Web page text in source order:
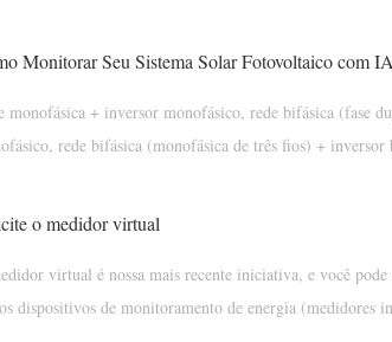
monofásica + inversor monofásico, rede bifásica (fase
rede bifásica (monofásica de três fios) + inversor
o medidor virtual
virtual é nossa mais recente iniciativa, e você
dispositivos de monitoramento de energia (medidores